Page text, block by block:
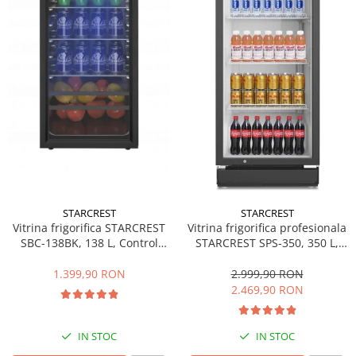
Cuptoare cu microunde
Cuptoare cu microunde
Hote de bucatarie
Incorporabile
Aparate frigorifice incorporabile
Plite incorporabile
Masini spalat vase
Plite standard
Vitrine frigorifice
STARCREST
Vitrina frigorifica STARCREST
SBC-138BK, 138 L, Control
cm, Negru
1.399,90 RON
IN STOC
STARCREST
Vitrina frigorifica profesionala
STARCREST SPS-350, 350 L,
LED, H 194.5 cm, Negru
2.999,90 RON
2.469,90 RON
IN STOC